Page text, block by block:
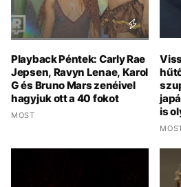
Playback Péntek: Carly Rae
Jepsen, Ravyn Lenae, Karol
G és Bruno Mars zenéivel
hagyjuk ott a 40 fokot
MOST
is